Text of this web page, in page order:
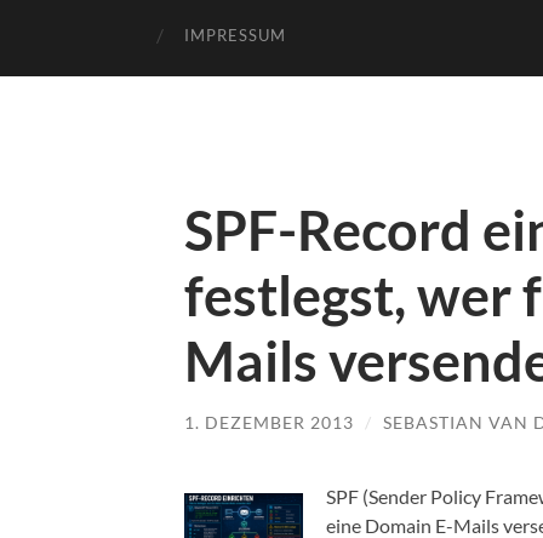
IMPRESSUM
SPF-Record
festlegst, wer
Mails
1. DEZEMBER 2013 / SEBASTIAN VAN
SPF (Sender Policy
eine Domain E-Mails